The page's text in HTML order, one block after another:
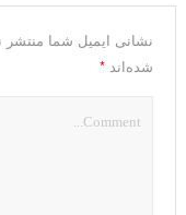
نشانی ایمیل شما منتشر
شده‌اند *